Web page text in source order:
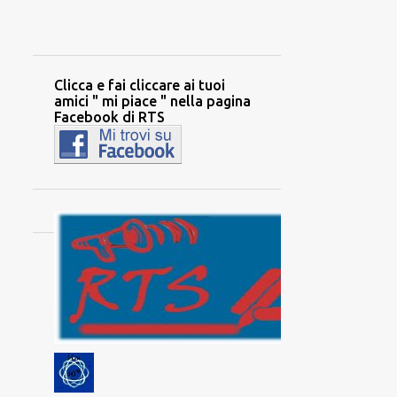
Clicca e fai cliccare ai tuoi
amici " mi piace " nella pagina
Facebook di RTS